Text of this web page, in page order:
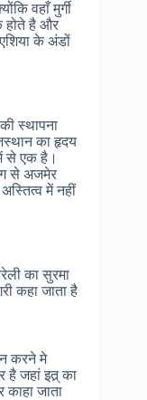
वहाँ मुर्गी
होते है और
के अंडों
स्थापना
का हृदय
से एक है।
से अजमेर
में नहीं
का सुरमा
कहा जाता है
करने मे
है जहां इत्र् का
जाता